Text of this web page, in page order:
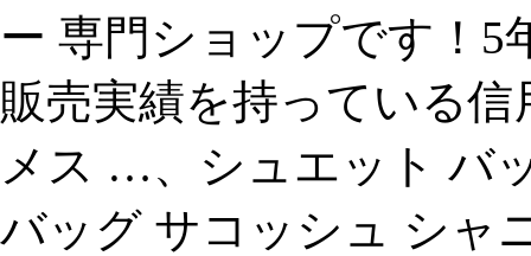
ー 専門ショップです！5
販売実績を持っている
メス …、シュエット バ
バッグ サコッシュ シャ